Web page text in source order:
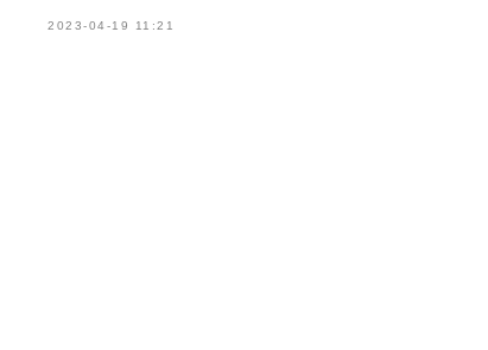
2023-04-19 11:21